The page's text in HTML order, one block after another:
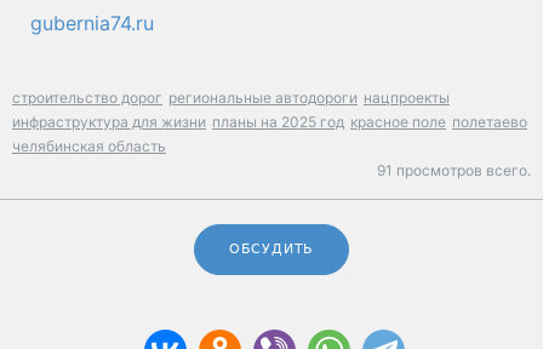
gubernia74.ru
строительство дорог региональные автодороги нацпроекты
инфраструктура для жизни планы на 2025 год красное поле полетаево
челябинская область
91 просмотров всего.
ОБСУДИТЬ